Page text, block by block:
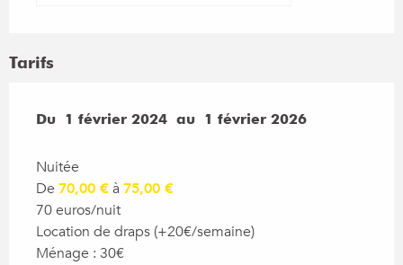
Tarifs
Du 1 février 2024 au 1 février 2026
Du 1 février 2024 au 1 février 2026
Nuitée
De 70,00 €à 75,00 €
70 euros/nuit
Location de draps (+20€/semaine)
Ménage : 30€